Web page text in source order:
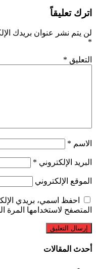
اترك تعليقاً
لن يتم نشر عنوان بريدك
*
التعليق *
الاسم *
البريد الإلكتروني *
الموقع الإلكتروني
احفظ اسمي، بريدي
المتصفح لاستخدامها المرة
أحدث المقالات